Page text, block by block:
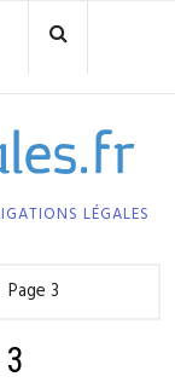
LÉGALES
Page 3